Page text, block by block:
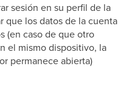
sesión en su perfil de la
que los datos de la cuenta
(en caso de que otro
el mismo dispositivo, la
permanece abierta)